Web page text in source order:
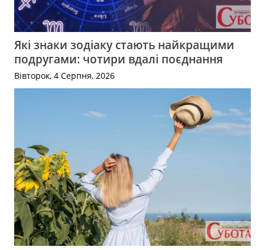
Які знаки зодіаку стають найкращими
подругами: чотири вдалі поєднання
Вівторок, 4 Серпня, 2026